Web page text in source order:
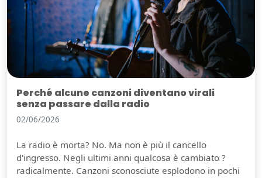
Perché alcune canzoni diventano virali
senza passare dalla radio
02/06/2026
La radio è morta? No. Ma non è più il cancello
d'ingresso. Negli ultimi anni qualcosa è cambiato ?
radicalmente. Canzoni sconosciute esplodono in pochi